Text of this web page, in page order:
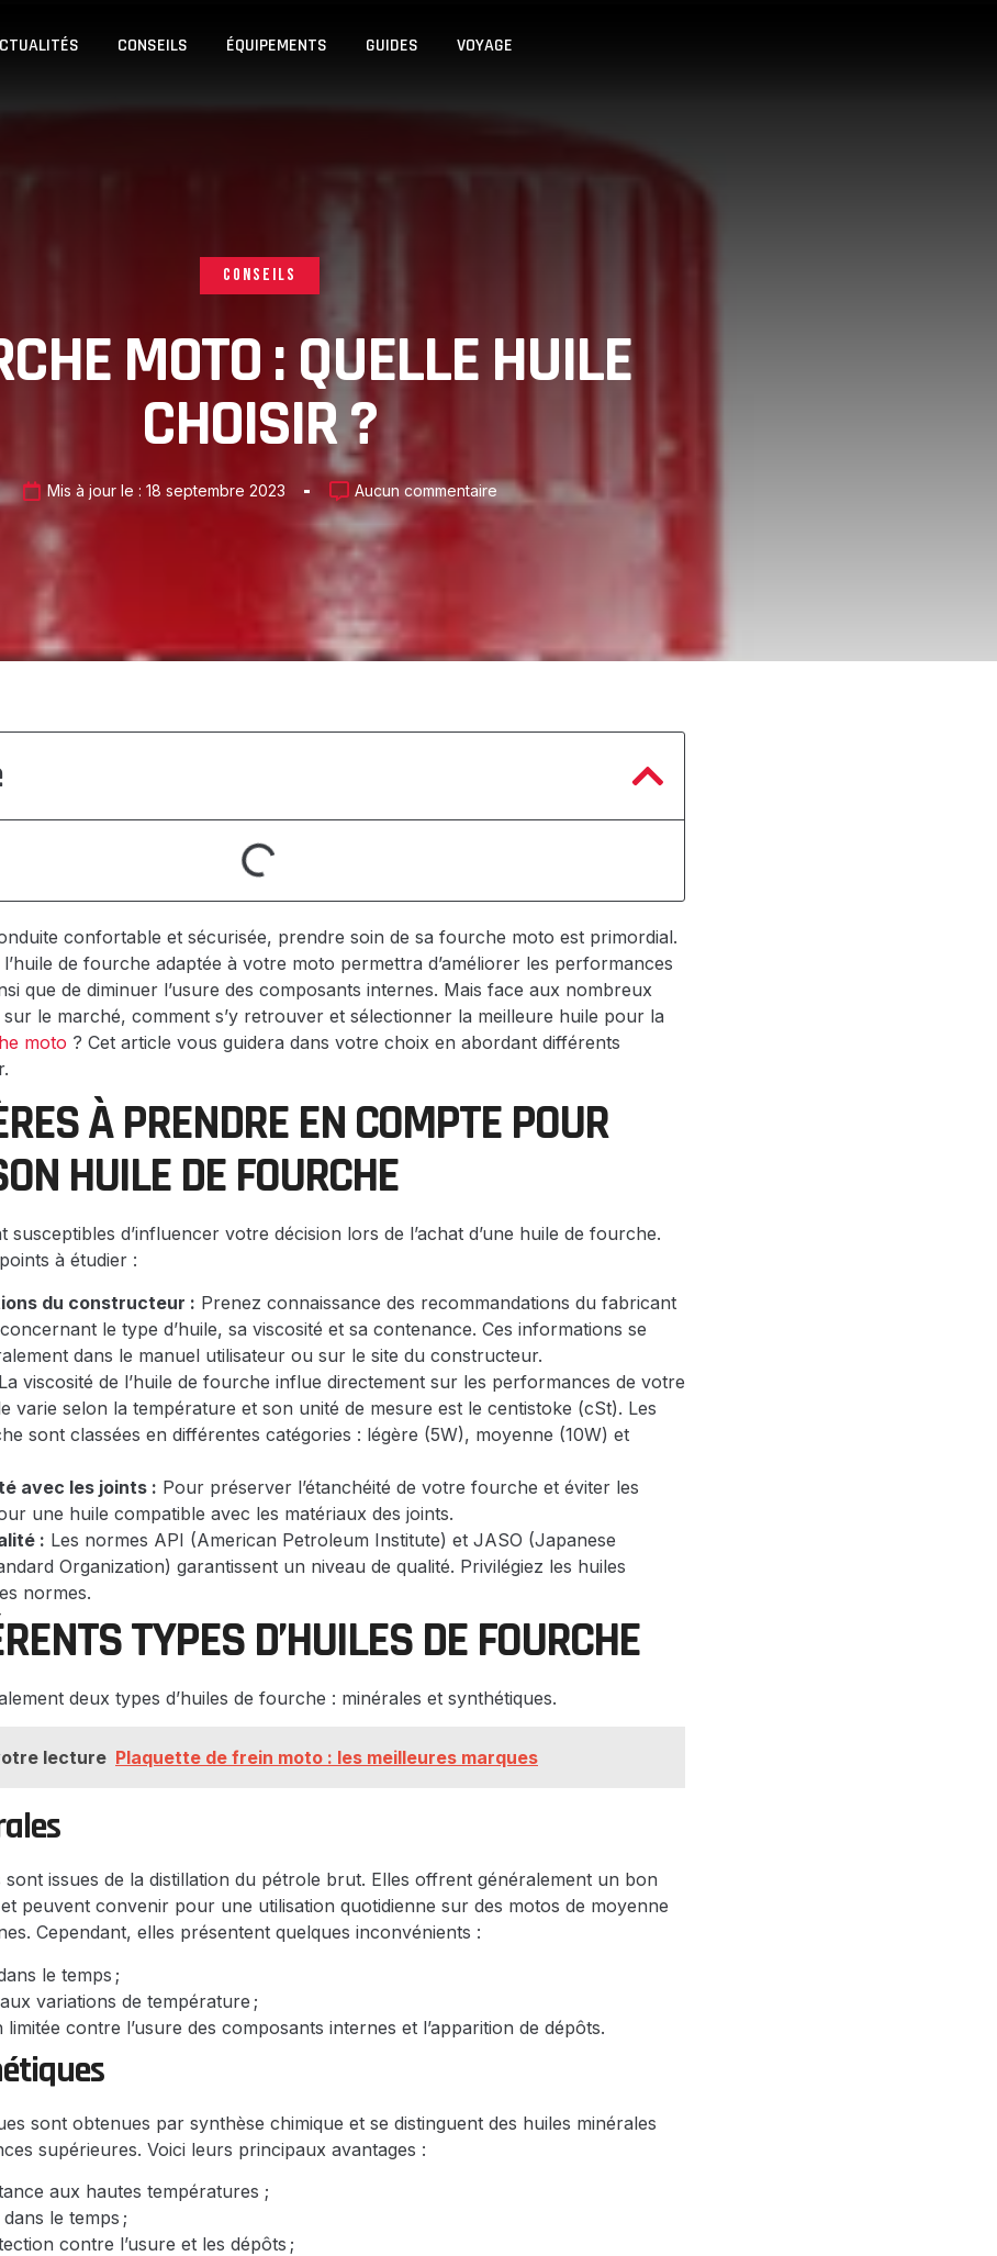
CONSEILS ÉQUIPEMENTS GUIDES VOYAGE
CONSEILS
MOTO : QUELLE HUILE
CHOISIR ?
Mis à jour le : 18 septembre 2023 Aucun commentaire
confortable et sécurisée, prendre soin de sa fourche moto est primordial.
de fourche adaptée à votre moto permettra d’améliorer les performances
que de diminuer l’usure des composants internes. Mais face aux nombreux
le marché, comment s’y retrouver et sélectionner la meilleure huile pour la
moto ? Cet article vous guidera dans votre choix en abordant différents
À PRENDRE EN COMPTE POUR
HUILE DE FOURCHE
susceptibles d’influencer votre décision lors de l’achat d’une huile de fourche.
à étudier :
du constructeur : Prenez connaissance des recommandations du fabricant
le type d’huile, sa viscosité et sa contenance. Ces informations se
dans le manuel utilisateur ou sur le site du constructeur.
La viscosité de l’huile de fourche influe directement sur les performances de votre
varie selon la température et son unité de mesure est le centistoke (cSt). Les
sont classées en différentes catégories : légère (5W), moyenne (10W) et
avec les joints : Pour préserver l’étanchéité de votre fourche et éviter les
une huile compatible avec les matériaux des joints.
: Les normes API (American Petroleum Institute) et JASO (Japanese
Organization) garantissent un niveau de qualité. Privilégiez les huiles
normes.
TYPES D’HUILES DE FOURCHE
deux types d’huiles de fourche : minérales et synthétiques.
lecture Plaquette de frein moto : les meilleures marques
sont issues de la distillation du pétrole brut. Elles offrent généralement un bon
peuvent convenir pour une utilisation quotidienne sur des motos de moyenne
Cependant, elles présentent quelques inconvénients :
le temps ;
variations de température ;
contre l’usure des composants internes et l’apparition de dépôts.
sont obtenues par synthèse chimique et se distinguent des huiles minérales
supérieures. Voici leurs principaux avantages :
aux hautes températures ;
le temps ;
contre l’usure et les dépôts ;